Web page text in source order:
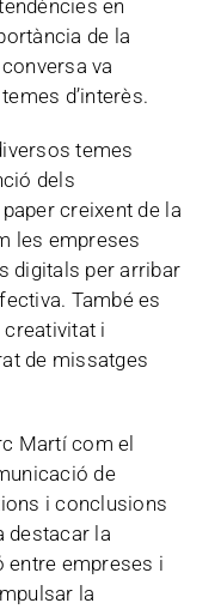
en
de la
va
d’interès.
temes
dels
creixent de la
les empreses
digitals per arribar
També es
i
de missatges
Martí com el
de
i conclusions
destacar la
entre empreses i
la